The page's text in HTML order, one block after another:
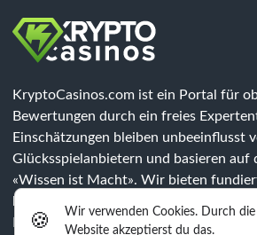
KryptoCasinos.com ist ein Portal für
Bewertungen durch ein freies
Einschätzungen bleiben unbeeinflusst
Glücksspielanbietern und basieren auf
«Wissen ist Macht». Wir bieten
Rechtsberatung. Jeder Spieler muss
🍪
Wir verwenden Cookies. Durch
Website akzeptierst du das.